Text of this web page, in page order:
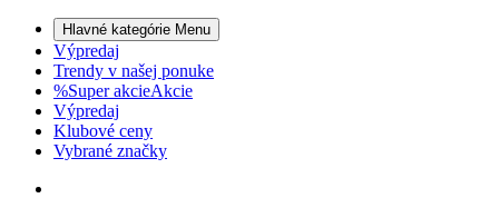
Hlavné kategórie Menu
Výpredaj
Trendy v našej ponuke
%Super akcieAkcie
Výpredaj
Klubové ceny
Vybrané značky